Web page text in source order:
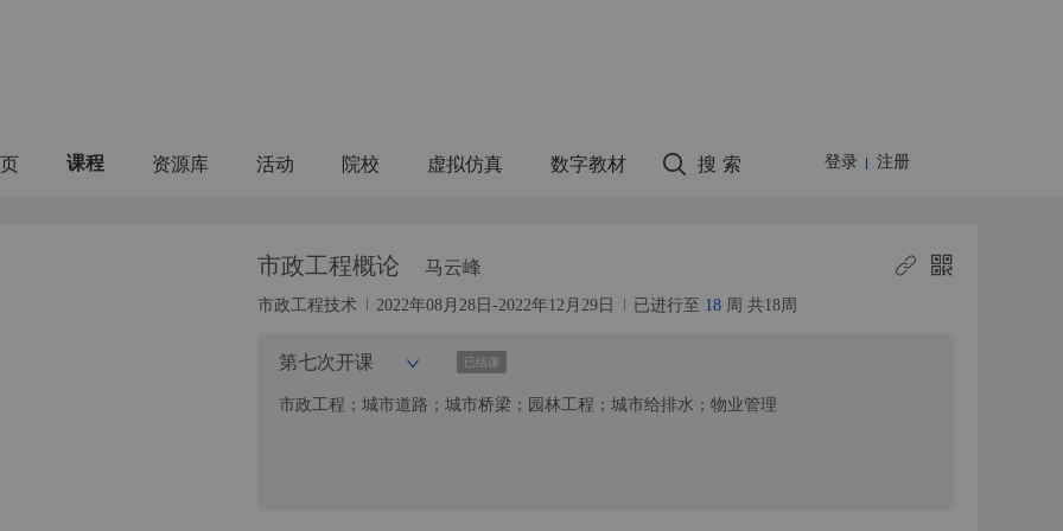
课程 资源库 活动 院校 虚拟仿真 数字教材 搜 索 登录 注册
市政工程概论 马云峰
市政工程技术 2022年08月28日-2022年12月29日 已进行至 18 周 共18周
第七次开课 已结课
市政工程；城市道路；城市桥梁；园林工程；城市给排水；物业管理